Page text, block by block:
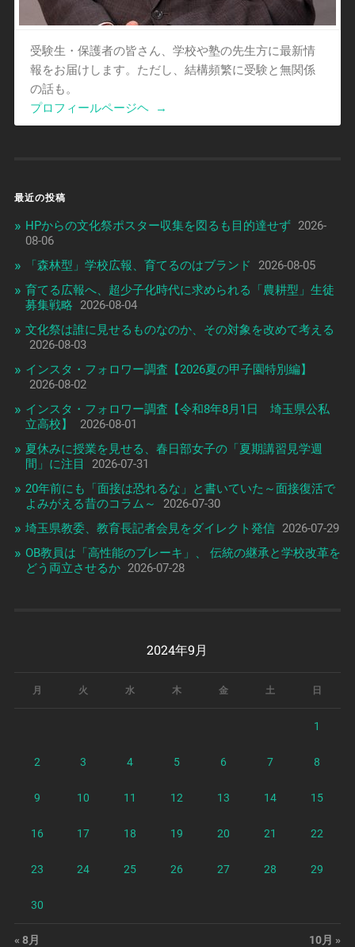
受験生・保護者の皆さん、学校や塾の先生方に最新情
報をお届けします。ただし、結構頻繁に受験と無関係
の話も。
プロフィールページヘ
→
最近の投稿
HPからの文化祭ポスター収集を図るも目的達せず 2026-
08-06
「森林型」学校広報、育てるのはブランド
2026-08-05
育てる広報へ、超少子化時代に求められる「農耕型」生徒
募集戦略
2026-08-04
文化祭は誰に見せるものなのか、その対象を改めて考える
2026-08-03
インスタ・フォロワー調査【2026夏の甲子園特別編】
2026-08-02
インスタ・フォロワー調査【令和8年8月1日 埼玉県公私
立高校】
2026-08-01
夏休みに授業を見せる、春日部女子の「夏期講習見学週
間」に注目
2026-07-31
20年前にも「面接は恐れるな」と書いていた～面接復活で
よみがえる昔のコラム～
2026-07-30
埼玉県教委、教育長記者会見をダイレクト発信 2026-07-29
OB教員は「高性能のブレーキ」、 伝統の継承と学校改革を
どう両立させるか 2026-07-28
2024年9月
月 火 水 木 金 土 日
1
2 3 4 5 6 7 8
9 10 11 12 13 14 15
16 17 18 19 20 21 22
23 24 25 26 27 28 29
30
« 8月 10月 »